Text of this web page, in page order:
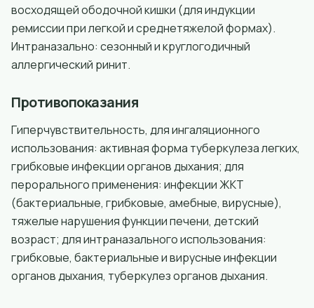
восходящей ободочной кишки (для индукции
ремиссии при легкой и среднетяжелой формах).
Интраназально: сезонный и круглогодичный
аллергический ринит.
Противопоказания
Гиперчувствительность, для ингаляционного
использования: активная форма туберкулеза легких,
грибковые инфекции органов дыхания; для
перорального применения: инфекции ЖКТ
(бактериальные, грибковые, амебные, вирусные),
тяжелые нарушения функции печени, детский
возраст; для интраназального использования:
грибковые, бактериальные и вирусные инфекции
органов дыхания, туберкулез органов дыхания.